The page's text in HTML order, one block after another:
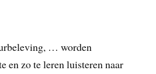
… worden
en zo te leren luisteren naar